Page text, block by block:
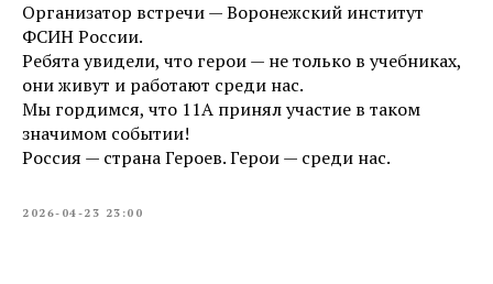
Организатор встречи — Воронежский институт
ФСИН России.
Ребята увидели, что герои — не только в учебниках,
они живут и работают среди нас.
Мы гордимся, что 11А принял участие в таком
значимом событии!
Россия — страна Героев. Герои — среди нас.
2026-04-23 23:00